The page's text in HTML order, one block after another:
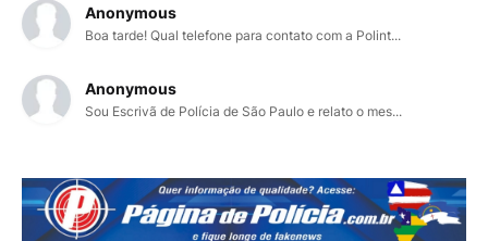
Anonymous
Boa tarde! Qual telefone para contato com a Polint...
Anonymous
Sou Escrivã de Polícia de São Paulo e relato o mes...